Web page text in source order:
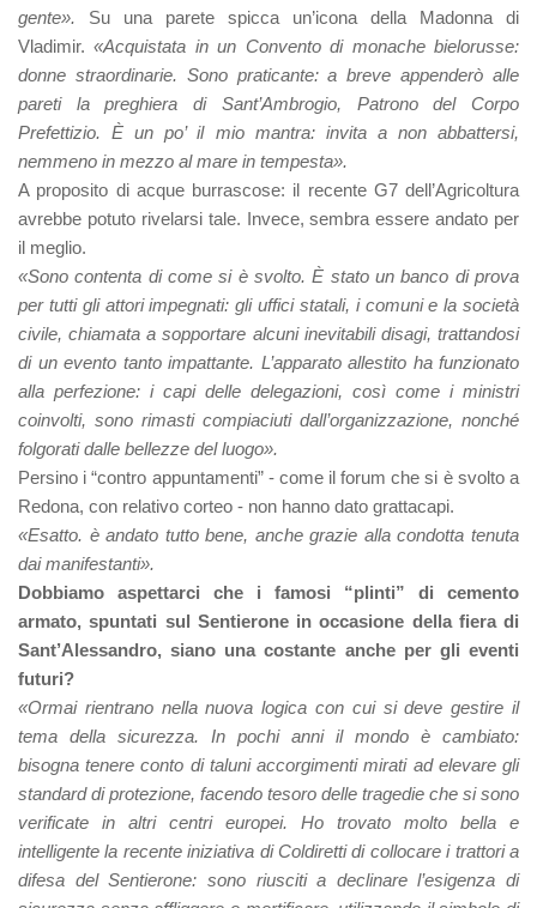
gente». Su una parete spicca un’icona della Madonna di
Vladimir.«Acquistata in un Convento di monache bielorusse:
donne straordinarie. Sono praticante: a breve appenderò alle
pareti la preghiera di Sant’Ambrogio, Patrono del Corpo
Prefettizio. È un po’ il mio mantra: invita a non abbattersi,
nemmeno in mezzo al mare in tempesta».
A proposito di acque burrascose: il recente G7 dell’Agricoltura
avrebbe potuto rivelarsi tale. Invece, sembra essere andato per
il meglio.
«Sono contenta di come si è svolto. È stato un banco di prova
per tutti gli attori impegnati: gli uffici statali, i comuni e la società
civile, chiamata a sopportare alcuni inevitabili disagi, trattandosi
di un evento tanto impattante. L’apparato allestito ha funzionato
alla perfezione: i capi delle delegazioni, così come i ministri
coinvolti, sono rimasti compiaciuti dall’organizzazione, nonché
folgorati dalle bellezze del luogo».
Persino i “contro appuntamenti” - come il forum che si è svolto a
Redona, con relativo corteo - non hanno dato grattacapi.
«Esatto. è andato tutto bene, anche grazie alla condotta tenuta
dai manifestanti».
Dobbiamo aspettarci che i famosi “plinti” di cemento
armato, spuntati sul Sentierone in occasione della fiera di
Sant’Alessandro, siano una costante anche per gli eventi
futuri?
«Ormai rientrano nella nuova logica con cui si deve gestire il
tema della sicurezza. In pochi anni il mondo è cambiato:
bisogna tenere conto di taluni accorgimenti mirati ad elevare gli
standard di protezione, facendo tesoro delle tragedie che si sono
verificate in altri centri europei. Ho trovato molto bella e
intelligente la recente iniziativa di Coldiretti di collocare i trattori a
difesa del Sentierone: sono riusciti a declinare l’esigenza di